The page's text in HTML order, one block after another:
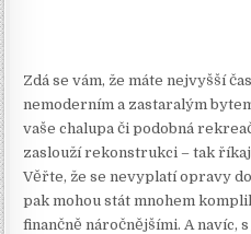
Zdá se vám, že máte nejvyšší
nemoderním a zastaralým
vaše chalupa či podobná
zaslouží rekonstrukci – tak
Věřte, že se nevyplatí opravy
pak mohou stát mnohem
finančně náročnějšími. A navíc,